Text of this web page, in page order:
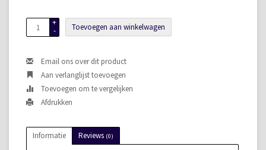
+
-
Toevoegen aan winkelwagen
Email ons over dit product
Aan verlanglijst toevoegen
Toevoegen om te vergelijken
Afdrukken
Informatie Reviews (0)